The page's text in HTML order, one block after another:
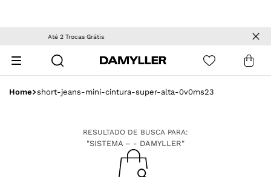
OUTLET| Peças com descontos especiais!
short-jeans-mini-cintura-super-alta-0v0ms23
RESULTADO DE BUSCA PARA:
"SISTEMA – - DAMYLLER"